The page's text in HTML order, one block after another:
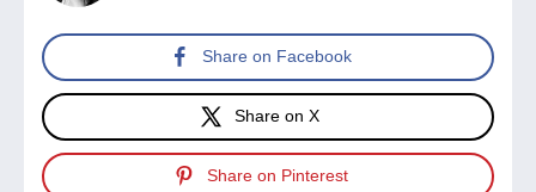
Share on Facebook
Share on X
Share on Pinterest